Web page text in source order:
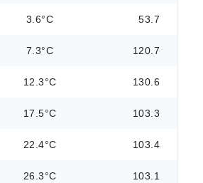
3.6°C 53.7
7.3°C 120.7
12.3°C 130.6
17.5°C 103.3
22.4°C 103.4
26.3°C 103.1